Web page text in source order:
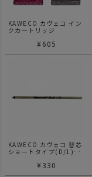
KAWECO カヴェコ イン
クカートリッジ
¥ 605
KAWECO カヴェコ 替芯
ショートタイプ(D/1)ブ
¥ 330